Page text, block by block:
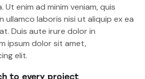
Ut enim ad minim veniam, quis
laboris nisi ut aliquip ex ea
Duis aute irure dolor in
ipsum dolor sit amet,
elit.
to every project